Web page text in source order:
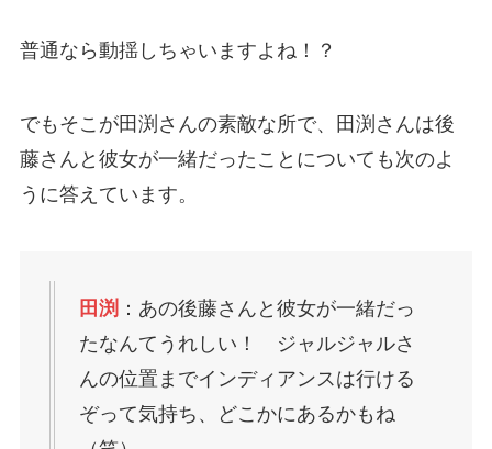
普通なら動揺しちゃいますよね！？
でもそこが田渕さんの素敵な所で、田渕さんは後
藤さんと彼女が一緒だったことについても次のよ
うに答えています。
田渕 ：あの後藤さんと彼女が一緒だっ
たなんてうれしい！ ジャルジャルさ
んの位置までインディアンスは行ける
ぞって気持ち、どこかにあるかもね